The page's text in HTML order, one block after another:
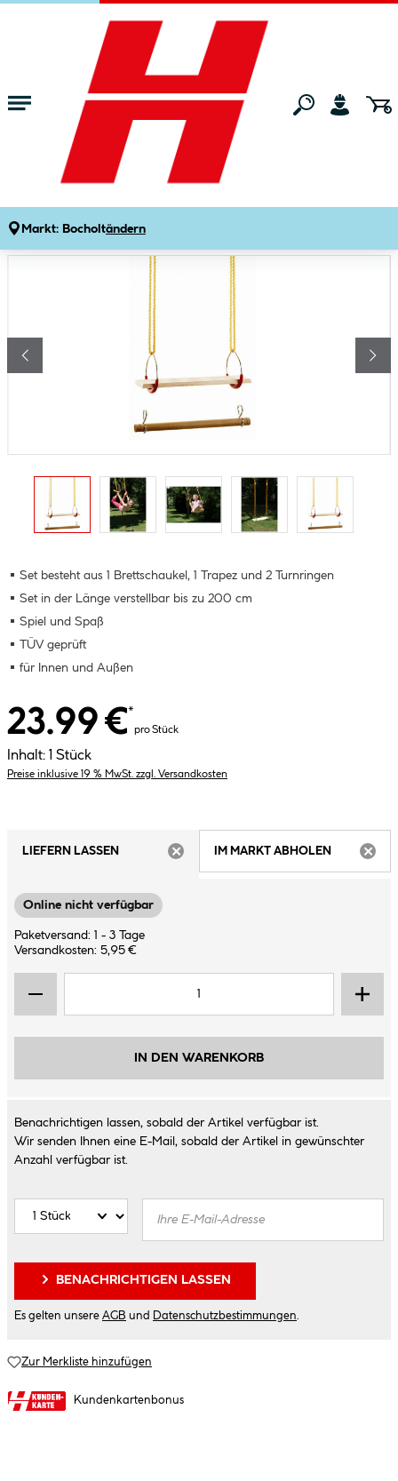
Zum Hauptinhalt springen
Markt: Bocholtändern
Gartenmarkt Gartenspielgeräte
Turngeräte-Set
Set besteht aus 1 Brettschaukel, 1 Trapez und 2 Turnringen
Set in der Länge verstellbar bis zu 200 cm
Spiel und Spaß
TÜV geprüft
für Innen und Außen
23.99 €*
pro Stück
Inhalt: 1 Stück
Preise inklusive 19 % MwSt. zzgl. Versandkosten
LIEFERN LASSEN
IM MARKT ABHOLEN
Online nicht verfügbar
Paketversand: 1 - 3 Tage
Versandkosten: 5,95 €
IN DEN WARENKORB
Benachrichtigen lassen, sobald der Artikel verfügbar ist.
Wir senden Ihnen eine E-Mail, sobald der Artikel in gewünschter
Anzahl verfügbar ist.
BENACHRICHTIGEN LASSEN
Es gelten unsere AGB und Datenschutzbestimmungen
Zur Merkliste hinzufügen
Kundenkartenbonus